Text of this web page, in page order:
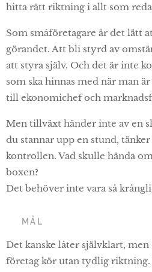
hitta rätt riktning i allt som
Som småföretagare är det lätt
görandet. Att bli styrd av
att styra själv. Och det är inte
som ska hinnas med när man
till ekonomichef och
Men tillväxt händer inte av en
du stannar upp en stund,
kontrollen. Vad skulle hända
boxen?
Det behöver inte vara så
🎯 MÅL
Det kanske låter självklart, men
företag kör utan tydlig riktning.